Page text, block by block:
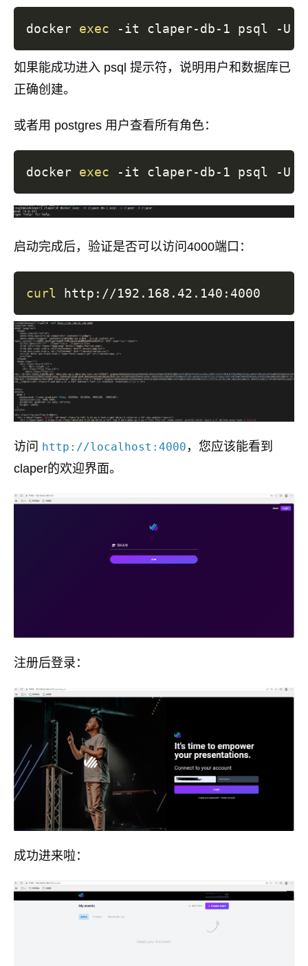
docker exec
如果能成功进入 psql 提示符，说明用户和数据库已
正确创建。
或者用 postgres 用户查看所有角色：
docker exec -it claper-db-1 psql -U
启动完成后，验证是否可以访问4000端口：
curl
访问 http://localhost:4000 ，您应该能看到
claper的欢迎界面。
注册后登录：
成功进来啦：